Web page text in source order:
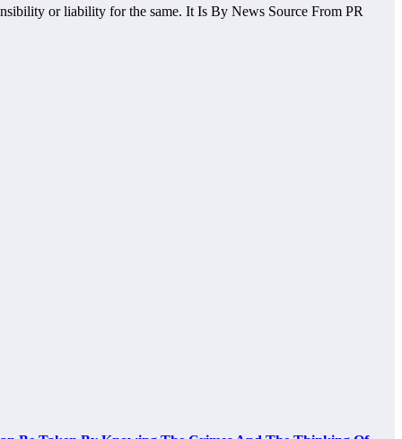
or liability for the same. It Is By News Source From PR